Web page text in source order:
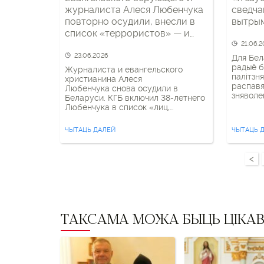
журналиста Алеся Любенчука
повторно осудили, внесли в
список «террористов» — и
23.06.2026
Журналиста и евангельского
христианина Алеся
Любенчука снова осудили в
Беларуси. КГБ включил 38-летнего
Любенчука в список «лиц,
деятельности». Это означает, что
новый приговор вступил в силу. На
этот раз его судили по статье 130
ЧЫТАЦЬ ДАЛЕЙ
Для
радыё
ЧЫТАЦЬ
<
ТАКСАМА МОЖА БЫЦЬ